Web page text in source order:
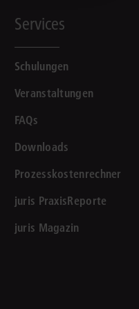
Services
Schulungen
Veranstaltungen
FAQs
Downloads
Prozesskostenrechner
juris PraxisReporte
juris Magazin